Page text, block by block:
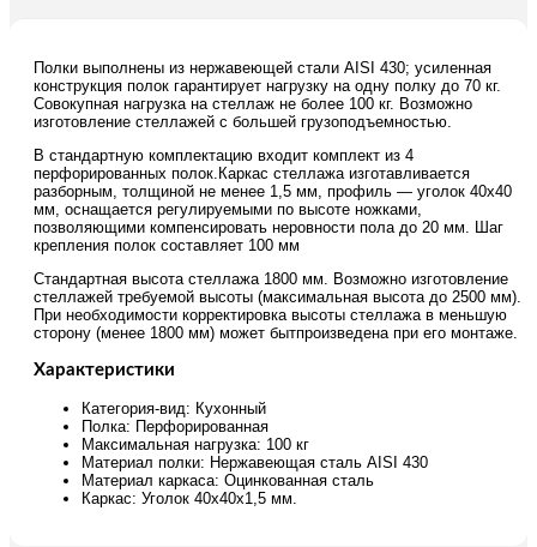
Полки выполнены из нержавеющей стали AISI 430; усиленная
конструкция полок гарантирует нагрузку на одну полку до 70 кг.
Совокупная нагрузка на стеллаж не более 100 кг. Возможно
изготовление стеллажей с большей грузоподъемностью.
В стандартную комплектацию входит комплект из 4
перфорированных полок.Каркас стеллажа изготавливается
разборным, толщиной не менее 1,5 мм, профиль — уголок 40х40
мм, оснащается регулируемыми по высоте ножками,
позволяющими компенсировать неровности пола до 20 мм. Шаг
крепления полок составляет 100 мм
Стандартная высота стеллажа 1800 мм. Возможно изготовление
стеллажей требуемой высоты (максимальная высота до 2500 мм).
При необходимости корректировка высоты стеллажа в меньшую
сторону (менее 1800 мм) может бытпроизведена при его монтаже.
Характеристики
Категория-вид: Кухонный
Полка: Перфорированная
Максимальная нагрузка: 100 кг
Материал полки: Нержавеющая сталь AISI 430
Материал каркаса: Оцинкованная сталь
Каркас: Уголок 40х40х1,5 мм.